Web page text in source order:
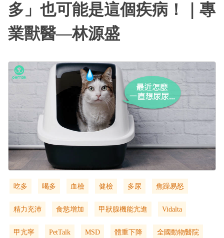
多」也可能是這個疾病！｜專
業獸醫—林源盛
吃多 喝多 血檢 健檢 多尿 焦躁易怒
精力充沛 食慾增加 甲狀腺機能亢進 Vidalta
甲亢寧 PetTalk MSD 體重下降 全國動物醫院